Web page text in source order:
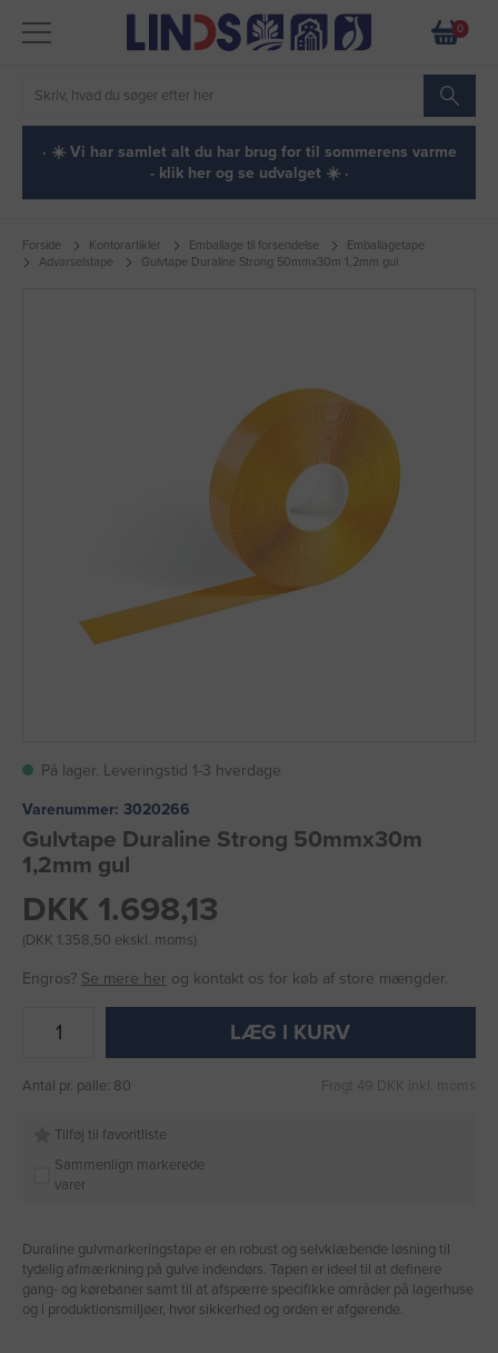
0
· ☀️ Vi har samlet alt du har brug for til sommerens varme
- klik her og se udvalget ☀️ ·
Forside Kontorartikler Emballage til forsendelse
Emballagetape
Advarselstape
Gulvtape Duraline Strong 50mmx30m 1,2mm gul
På lager. Leveringstid 1-3 hverdage
Varenummer: 3020266
Gulvtape Duraline Strong 50mmx30m
1,2mm gul
DKK 1.698,13
(DKK 1.358,50 ekskl. moms)
Engros? Se mere her og kontakt os for køb af store mængder.
LÆG I KURV
Antal pr. palle: 80 Fragt 49 DKK inkl. moms
Tilføj til favoritliste
Sammenlign markerede
varer
Duraline gulvmarkeringstape er en robust og selvklæbende løsning til
tydelig afmærkning på gulve indendørs. Tapen er ideel til at definere
gang- og kørebaner samt til at afspærre specifikke områder på lagerhuse
og i produktionsmiljøer, hvor sikkerhed og orden er afgørende.